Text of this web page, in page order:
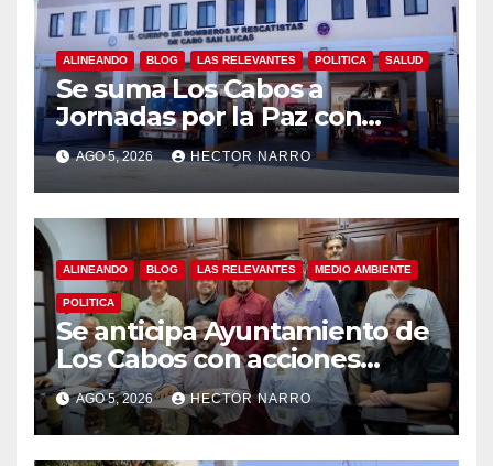
ALINEANDO BLOG LAS RELEVANTES POLITICA SALUD
Se suma Los Cabos a
Jornadas por la Paz con
capacitación en primeros
auxilios para jóvenes
AGO 5, 2026 HECTOR NARRO
ALINEANDO BLOG LAS RELEVANTES MEDIO AMBIENTE
POLITICA
Se anticipa Ayuntamiento de
Los Cabos con acciones
preventivas ante lluvias en el
centro histórico
AGO 5, 2026 HECTOR NARRO